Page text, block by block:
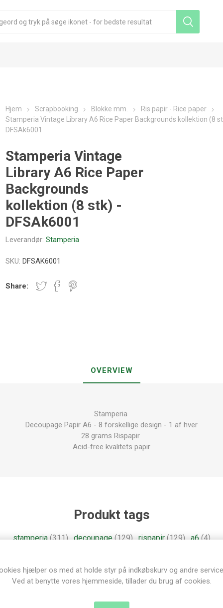
Hjem Scrapbooking Blokke mm.
Ris papir - Rice paper
Stamperia Vintage Library A6 Rice Paper Backgrounds kollektion (8
DFSAk6001
Stamperia Vintage
Library A6 Rice Paper
Backgrounds
kollektion (8 stk) -
DFSAk6001
Leverandør: Stamperia
SKU: DFSAK6001
Share:
OVERVIEW
Stamperia
Decoupage Papir A6 - 8 forskellige design - 1 af hver
28 grams Rispapir
Acid-free kvalitets papir
Produkt tags
stamperia (311), decoupage (129), rispapir (129), a6 (4)
hjælper os med at holde styr på indkøbskurv og andre
Ved at benytte vores hjemmeside, tillader du brug af cookies.